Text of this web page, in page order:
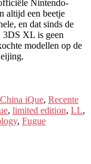
Nintendo-
altijd een beetje
en dat sinds de
3DS XL is geen
modellen op de
China iQue, Recente
, limited edition, LL,
, Fugue